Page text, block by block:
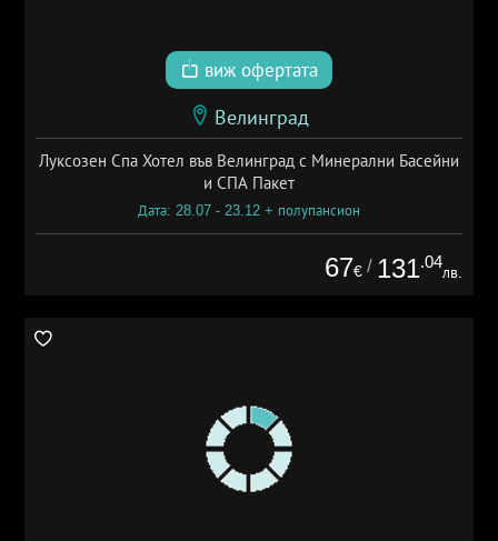
виж офертата
Велинград
Луксозен Спа Хотел във Велинград с Минерални Басейни
и СПА Пакет
Дата: 28.07 - 23.12 + полупансион
67€ / 131.04
лв.